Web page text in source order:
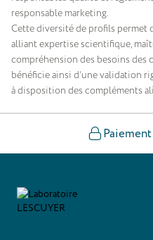
responsable marketing.
Cette diversité de profils permet
alliant expertise scientifique,
compréhension des besoins des
bénéficie ainsi d’une validation
à disposition des compléments